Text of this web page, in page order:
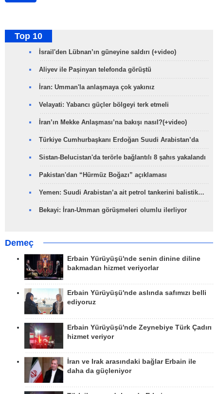
Top 10
İsrail'den Lübnan’ın güneyine saldırı (+video)
Aliyev ile Paşinyan telefonda görüştü
İran: Umman'la anlaşmaya çok yakınız
Velayati: Yabancı güçler bölgeyi terk etmeli
İran’ın Mekke Anlaşması’na bakışı nasıl?(+video)
Türkiye Cumhurbaşkanı Erdoğan Suudi Arabistan’da
Sistan-Belucistan'da terörle bağlantılı 8 şahıs yakalandı
Pakistan'dan “Hürmüz Boğazı” açıklaması
Yemen: Suudi Arabistan’a ait petrol tankerini balistik…
Bekayi: İran-Umman görüşmeleri olumlu ilerliyor
Demeç
Erbain Yürüyüşü'nde senin dinine diline
bakmadan hizmet veriyorlar
Erbain Yürüyüşü'nde aslında safımızı belli
ediyoruz
Erbain Yürüyüşü'nde Zeynebiye Türk Çadırı
hizmet veriyor
İran ve Irak arasındaki bağlar Erbain ile
daha da güçleniyor